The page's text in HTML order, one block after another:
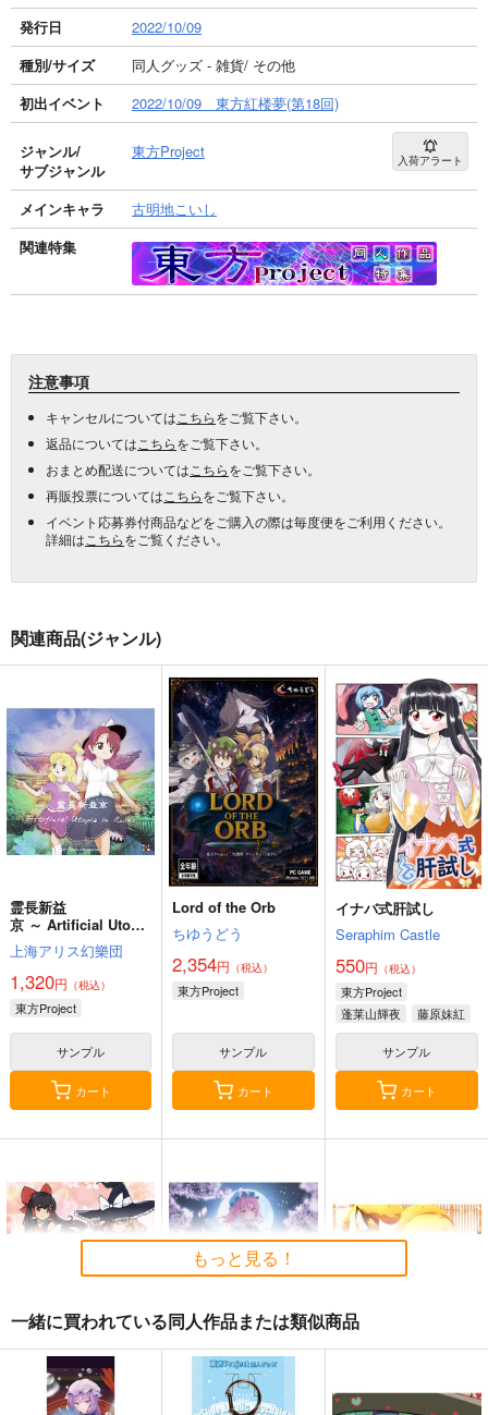
発行日
2022/10/09
種別/サイズ
同人グッズ - 雑貨/ その他
初出イベント
2022/10/09 東方紅楼夢(第18回)
ジャンル/
サブジャンル
東方Project 入荷アラート
メインキャラ
古明地こいし
関連特集
注意事項
キャンセルについては こちらをご覧下さい。
返品については こちらをご覧下さい。
おまとめ配送については こちらをご覧下さい。
再販投票については こちらをご覧下さい。
イベント応募券付商品などをご購入の際は毎度便をご利用ください。
詳細は こちらをご覧ください。
関連商品(ジャンル)
霊長新益
京 ～ Artificial Utopia
in Ruins.
上海アリス幻樂団
1,320円 （税込）
東方Project
サンプル
カート
Lord of the Orb
ちゆうどう
2,354円 （税込）
東方Project
サンプル
カート
イナバ式肝試し
Seraphim Castle
550円 （税込）
東方Project
蓬莱山輝夜
藤原妹紅
サンプル
カート
東方M-1ぐらんぷり音
楽集３
零れ桜／黄昏模様の感
情論
尾。
もっと見る！
一緒に買われている同人作品または類似商品